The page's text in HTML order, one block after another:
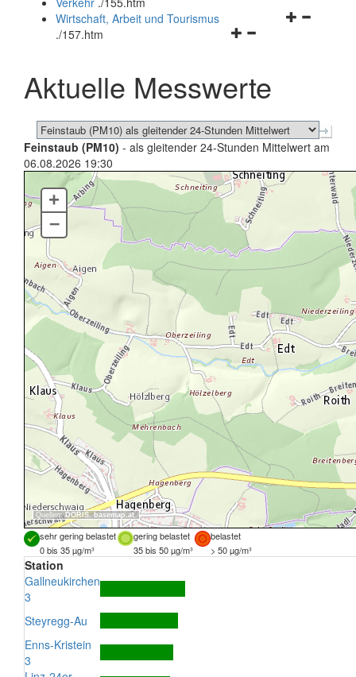
schließen
Navigationsmenü
schließen
Wirtschaft, Arbeit und Tourismus
./157.htm
Aktuelle Messwerte
Feinstaub (PM10) - als gleitender 24-Stunden Mittelwert am
06.08.2026 19:30
Quellen: DORIS,basemap.at
+
–
sehr gering belastet gering belastet
belastet
0 bis 35 µg/m³
35 bis 50 µg/m³ > 50 µg/m³
Station
Gallneukirchen
3
Steyregg-Au
Enns-Kristein
3